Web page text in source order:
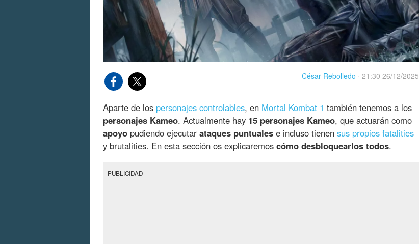
César Rebolledo · 21:30 26/12/2025
Aparte de los personajes controlables, en Mortal Kombat 1 también tenemos a los
personajes Kameo. Actualmente hay 15 personajes Kameo, que actuarán como
apoyo pudiendo ejecutar ataques puntuales e incluso tienen sus propios fatalities
y brutalities. En esta sección os explicaremos cómo desbloquearlos todos.
PUBLICIDAD